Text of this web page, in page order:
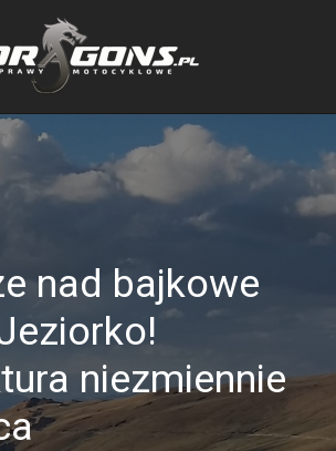
nad bajkowe
niezmiennie